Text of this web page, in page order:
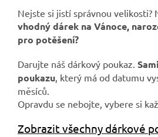
Nejste si jistí správnou velikosti?
vhodný dárek na Vánoce,
pro potěšení?
Darujte náš dárkový poukaz.
poukazu , který má od datumu
měsíců.
Opravdu se nebojte, vybere si
Zobrazit všechny dárkové